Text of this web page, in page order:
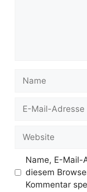
Mail-
Name, E-Mail-
diesem
Kommentar